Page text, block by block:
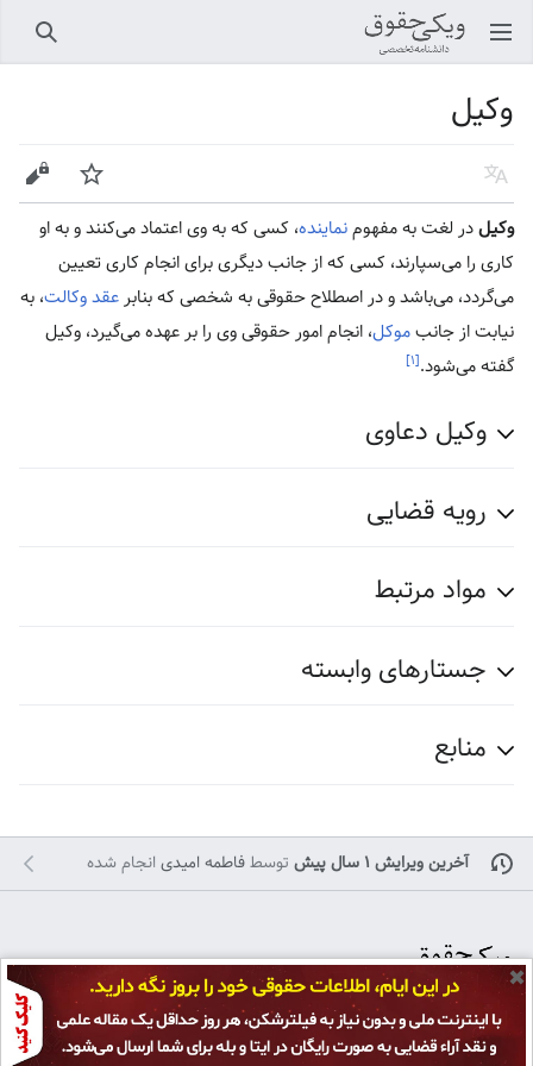
باز کردن منو اصلی جستجو
وکیل
زبان پیگیری ویرایش
وکیلدر لغت به مفهومنماینده، کسی که به وی اعتماد می‌کنند و به او
کاری را می‌سپارند، کسی که از جانب دیگری برای انجام کاری تعیین
می‌گردد، می‌باشد و در اصطلاح حقوقی به شخصی که بنابرعقد وکالت، به
نیابت از جانبموکل، انجام امور حقوقی وی را بر عهده می‌گیرد، وکیل
گفته می‌شود.[۱]
وکیل دعاوی
رویه قضایی
مواد مرتبط
جستارهای وابسته
منابع
آخرین ویرایش ۱ سال پیش توسطفاطمه امیدی انجام شده
تمامی حقوق برایپژوهشکده حقوق و قانون ایران محفوظ است و هرگونه کپی
✖